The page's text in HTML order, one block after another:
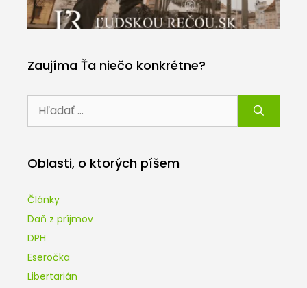
Zaujíma Ťa niečo konkrétne?
Oblasti, o ktorých píšem
Články
Daň z príjmov
DPH
Eseročka
Libertarián